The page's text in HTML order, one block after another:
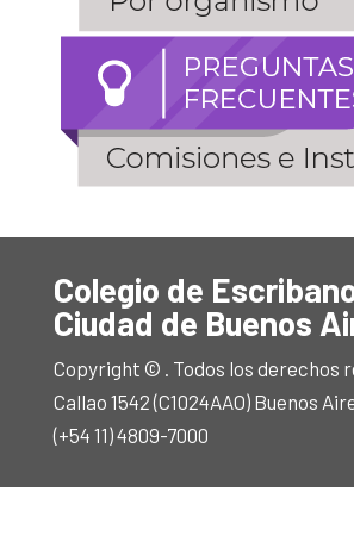
Colegio de
Ciudad de Buenos
Copyright © . Todos los derechos
Callao 1542 (C1024AAO) Buenos
(+54 11) 4809-7000